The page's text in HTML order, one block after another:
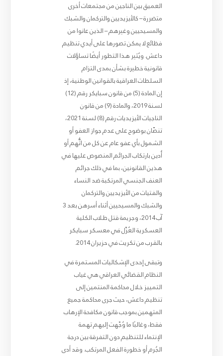
العميق بين الناجين من مجتمعات أخرى
متضررة – كالأيزيديين والتركمان والشبك
والمسيحيين وغيرهم – الذين عانوا من
فظائع لا يمكن تصورها على أيدي تنظيم
داعش. ويُثير هذا التطور أيضًا تساؤلات
قانونية خطيرة بشأن بمدى التزام
السلطات العراقية بالقوانين الوطنية، إذ
إن المادة (5) من قانون سبايكر رقم (12)
لسنة 2019، والمادة (9) من قانون
الناجيات الأيزيديات رقم (8) لسنة 2021،
تنصّان بوضوح على عدم جواز العفو أو
الشمول بأي عفو عام عن كل من اتُّهم أو
أُدين بارتكاب الجرائم المنصوص عليها في
هذين القانونين، بما في ذلك جرائم
العنف الجنسي المرتكبة ضد النساء
والفتيات من الأيزيديين والتركمان
والشبك والمسيحيين أثناء أسرهن بعد 3
آب 2014، وجريمة قتل طلاب الكلية
العسكرية العُزّل في معسكر سبايكر
بالقرب من تكريت في حزيران 2014.
وتبقى إحدى الإشكاليات المستمرة في
النظام القضائي العراقي هي غياب
التمييز خلال محاكمة المنتمين إلى
تنظيم داعش، حيث جرى محاكمة جميع
المتهمين بموجب قانون مكافحة الإرهاب
فقط، وغالبًا ما وُجّهت إليهم تهمة
الإنتماء للتنظيم دون التفرقة بين درجة
الجُرم أو خطورة الفعل المرتكب. وقد أدى